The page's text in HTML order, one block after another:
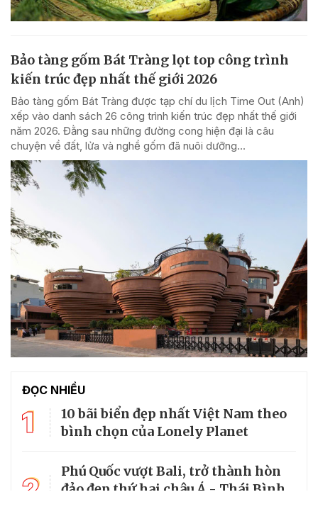
Bảo tàng gốm Bát Tràng lọt top công trình
kiến trúc đẹp nhất thế giới 2026
Bảo tàng gốm Bát Tràng được tạp chí du lịch Time Out (Anh)
xếp vào danh sách 26 công trình kiến trúc đẹp nhất thế giới
năm 2026. Đằng sau những đường cong hiện đại là câu
chuyện về đất, lửa và nghề gốm đã nuôi dưỡng...
ĐỌC NHIỀU
1
10 bãi biển đẹp nhất Việt Nam theo
bình chọn của Lonely Planet
2
Phú Quốc vượt Bali, trở thành hòn
đảo đẹp thứ hai châu Á - Thái Bình